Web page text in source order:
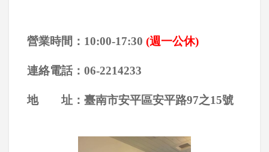
營業時間：10:00-17:30 (週一公休)
連絡電話：06-2214233
地 址：臺南市安平區安平路97之15號